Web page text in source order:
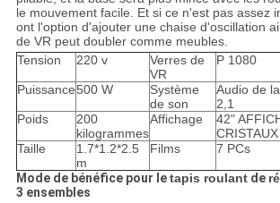
le mouvement facile. Et si ce n'est pas assez
ont l'option d'ajouter une chaise d'oscillation
de VR peut doubler comme meubles.
Tension
220 v
Verres de
VR
P 1080
Puissance500 W
Système
de son
Audio de
2,1
Poids
200
kilogrammes
Affichage
42"
Taille
1.7*1.2*2.5
m
Films 7 PCs
Mode de bénéfice pour letapis roulantde
3 ensembles